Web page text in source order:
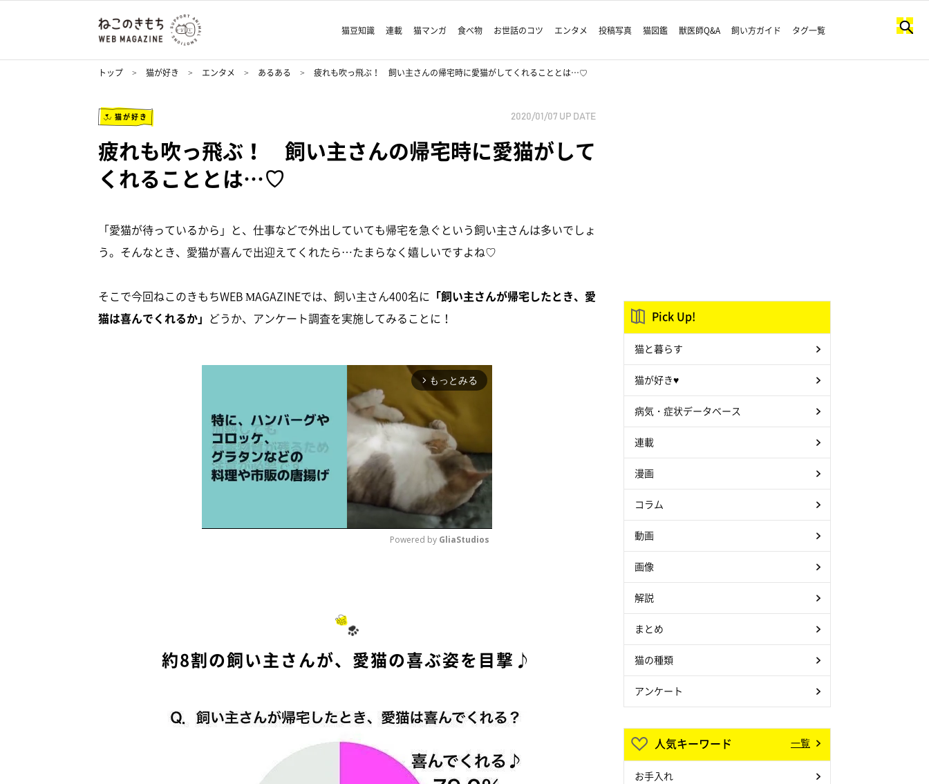
猫豆知識 連載 猫マンガ 食べ物 お世話のコツ エンタメ 投稿写真 猫図鑑 獣医師Q&A 飼い方ガイド タグ一覧
トップ 猫が好き エンタメ あるある 疲れも吹っ飛ぶ！ 飼い主さんの帰宅時に愛猫がしてくれることとは…♡
猫が好き 2020/01/07 UP DATE
疲れも吹っ飛ぶ！ 飼い主さんの帰宅時に愛猫がして
くれることとは…♡
「愛猫が待っているから」と、仕事などで外出していても帰宅を急ぐという飼い主さんは多いでしょ
う。そんなとき、愛猫が喜んで出迎えてくれたら…たまらなく嬉しいですよね♡
そこで今回ねこのきもちWEB MAGAZINEでは、飼い主さん400名に 「飼い主さんが帰宅したとき、愛
猫は喜んでくれるか」 どうか、アンケート調査を実施してみることに！
arrow_forward_ios もっとみる
Powered by GliaStudios
約8割の飼い主さんが、愛猫の喜ぶ姿を目撃♪
Pick Up!
猫と暮らす
猫が好き♥
病気・症状データベース
連載
漫画
コラム
動画
画像
解説
まとめ
猫の種類
アンケート
人気キーワード 一覧
お手入れ